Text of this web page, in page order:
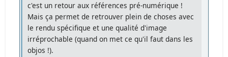
c'est un retour aux références pré-numérique !
Mais ça permet de retrouver plein de choses avec
le rendu spécifique et une qualité d'image
irréprochable (quand on met ce qu'il faut dans les
objos !).